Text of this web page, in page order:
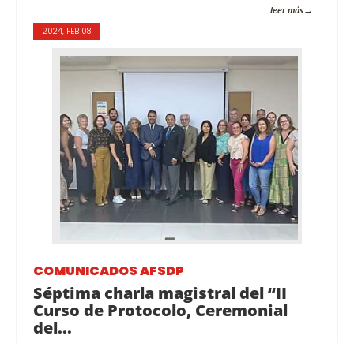
leer más
2024, FEB 08
COMUNICADOS AFSDP
Séptima charla magistral del “II
Curso de Protocolo, Ceremonial
del...